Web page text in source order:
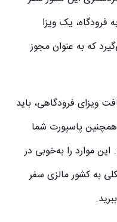
فرودگاه، یک ویزا
که به عنوان مجوز
ویزای فرودگاهی، باید
پاسپورت شما
باشد. این موارد را به‌خوبی در
به کشور مالزی سفر